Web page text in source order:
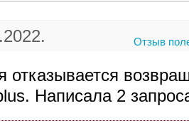
Отзыв
отказывается
Написала 2